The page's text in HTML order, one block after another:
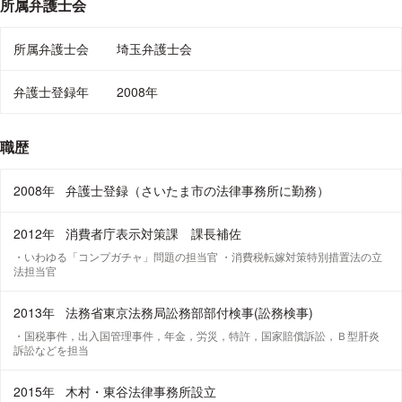
所属弁護士会
所属弁護士会 埼玉弁護士会
弁護士登録年 2008年
職歴
2008年 弁護士登録（さいたま市の法律事務所に勤務）
2012年 消費者庁表示対策課 課長補佐
・いわゆる「コンプガチャ」問題の担当官 ・消費税転嫁対策特別措置法の立
法担当官
2013年 法務省東京法務局訟務部部付検事(訟務検事)
・国税事件，出入国管理事件，年金，労災，特許，国家賠償訴訟，Ｂ型肝炎
訴訟などを担当
2015年 木村・東谷法律事務所設立